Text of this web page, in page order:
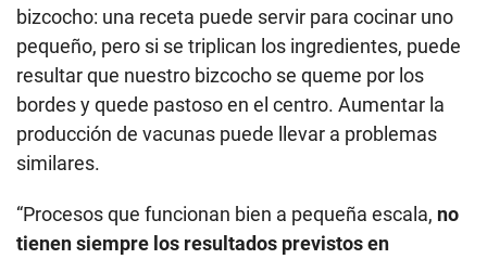
bizcocho: una receta puede servir para cocinar uno
pequeño, pero si se triplican los ingredientes, puede
resultar que nuestro bizcocho se queme por los
bordes y quede pastoso en el centro. Aumentar la
producción de vacunas puede llevar a problemas
similares.
“Procesos que funcionan bien a pequeña escala, no
tienen siempre los resultados previstos en